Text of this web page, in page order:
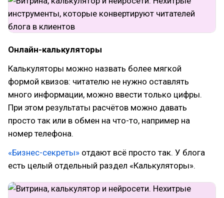
Онлайн-калькуляторы
Калькуляторы можно назвать более мягкой
формой квизов: читателю не нужно оставлять
много информации, можно ввести только цифры.
При этом результаты расчётов можно давать
просто так или в обмен на что-то, например на
номер телефона.
«Бизнес-секреты» отдают всё просто так. У блога
есть целый отдельный раздел «Калькуляторы».